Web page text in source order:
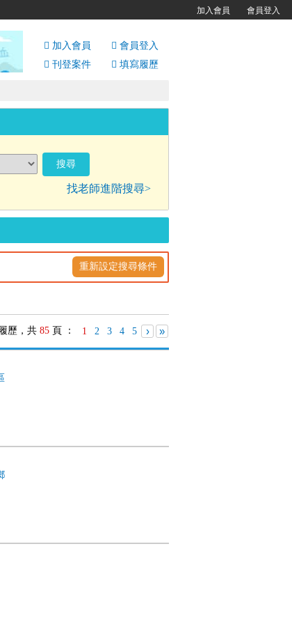
加入會員 會員登入
刊登案件 填寫履歷
找老師進階搜尋>
重新設定搜尋條件
歷，共 85 頁 ： 1 2 3 4 5 › »
加入會員 會員登入